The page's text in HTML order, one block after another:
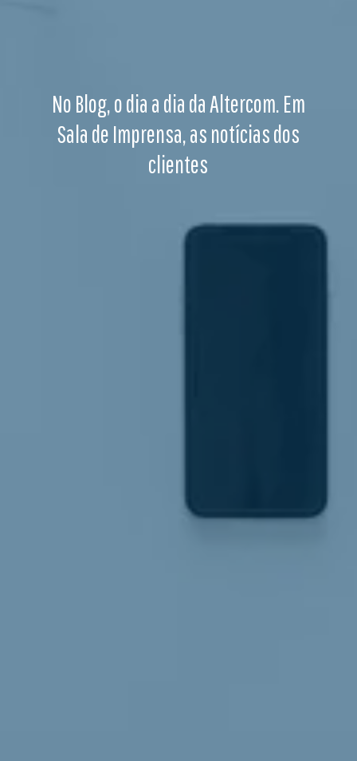
No Blog, o dia a dia da Altercom. Em
Sala de Imprensa, as notícias dos
clientes